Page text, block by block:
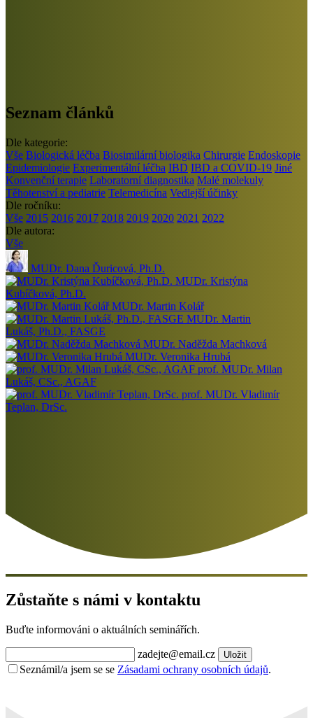
Seznam článků
Dle kategorie:
Vše Biologická léčba Biosimilární biologika Chirurgie Endoskopie
Epidemiologie Experimentální léčba IBD IBD a COVID-19 Jiné
Konvenční terapie Laboratorní diagnostika Malé molekuly
Těhotenství a pediatrie Telemedicína Vedlejší účinky
Dle ročníku:
Vše 2015 2016 2017 2018 2019 2020 2021 2022
Dle autora:
Vše
MUDr. Dana Ďuricová, Ph.D.
MUDr. Kristýna
Kubíčková, Ph.D.
MUDr. Martin Kolář
MUDr. Martin
Lukáš, Ph.D., FASGE
MUDr. Naděžda Machková
MUDr. Veronika Hrubá
prof. MUDr. Milan
Lukáš, CSc., AGAF
prof. MUDr. Vladimír
Teplan, DrSc.
Zůstaňte s námi v kontaktu
Buďte informováni o aktuálních seminářích.
zadejte@email.cz Uložit
Seznámil/a jsem se se Zásadami ochrany osobních údajů.